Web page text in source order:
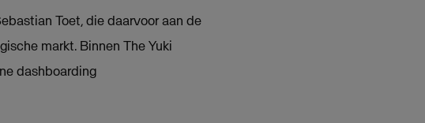
Toet, die daarvoor aan de
markt. Binnen The Yuki
dashboarding